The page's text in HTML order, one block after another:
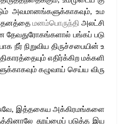
அவமானங்களுக்காகவும், உம
மனம்பொருந்தி அலட்சி
தேவதுரோகங்களால் பங்கப் படு
நீர் நிறுவிய திருச்சபையின் உ
எதிர்க்கிற மக்களி
கழுவாய் செய்ய விரு
, இத்தகைய அக்கிரமங்களை
தூய்மைப் படுத்த இய